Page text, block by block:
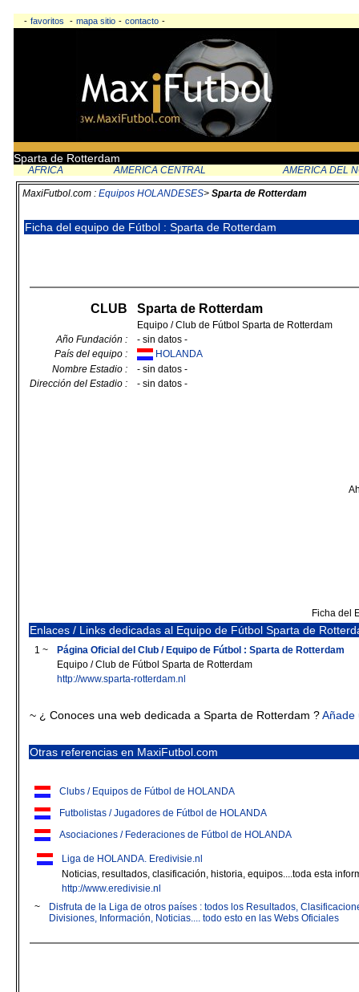
- favoritos - mapa sitio - contacto -
Sparta de Rotterdam
AFRICA AMERICA CENTRAL AMERICA DEL
MaxiFutbol.com : Equipos HOLANDESES> Sparta de Rotterdam
Ficha del equipo de Fútbol : Sparta de Rotterdam
CLUB Sparta de Rotterdam
Equipo / Club de Fútbol Sparta de Rotterdam
Año Fundación :
- sin datos -
País del equipo :
HOLANDA
Nombre Estadio :
- sin datos -
Dirección del Estadio :
- sin datos -
Ficha del
Enlaces / Links dedicadas al Equipo de Fútbol Sparta de
1 ~
Página Oficial del Club / Equipo de Fútbol : Sparta de Rotterdam
Equipo / Club de Fútbol Sparta de Rotterdam
http://www.sparta-rotterdam.nl
~ ¿ Conoces una web dedicada a Sparta de Rotterdam ?Añade
Otras referencias en MaxiFutbol.com
Clubs / Equipos de Fútbol de HOLANDA
Futbolistas / Jugadores de Fútbol de HOLANDA
Asociaciones / Federaciones de Fútbol de HOLANDA
Liga de HOLANDA. Eredivisie.nl
Noticias, resultados, clasificación, historia, equipos....toda esta
http://www.eredivisie.nl
~
Disfruta de la Liga de otros países : todos los Resultados,
Divisiones, Información, Noticias.... todo esto en las Webs Oficiales